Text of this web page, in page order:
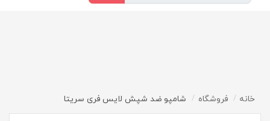
خانه فروشگاه شامپو ضد شپش لایس فری سریتا